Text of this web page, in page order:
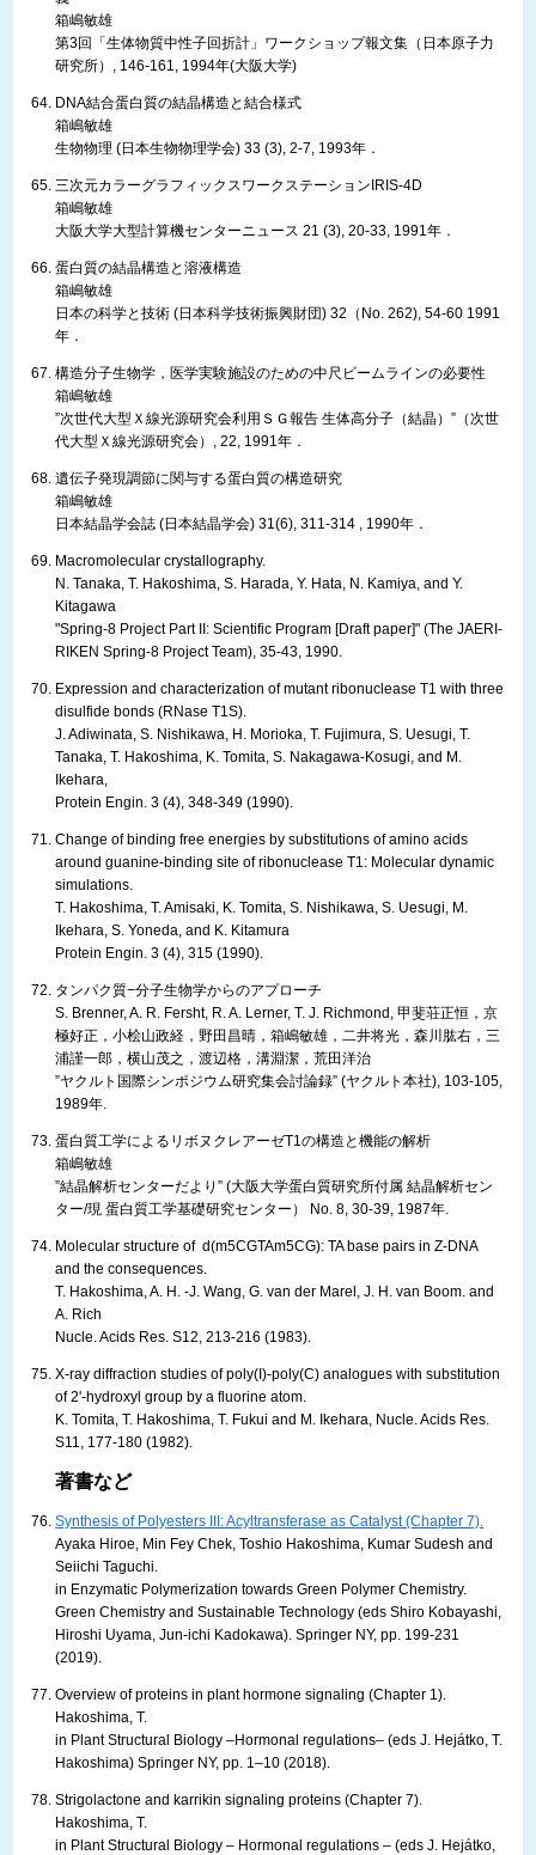
箱嶋敏雄
第3回「生体物質中性子回折計」ワークショップ報文集（日本原子力
研究所）, 146-161, 1994年(大阪大学)
DNA結合蛋白質の結晶構造と結合様式
箱嶋敏雄
生物物理 (日本生物物理学会) 33 (3), 2-7, 1993年．
三次元カラーグラフィックスワークステーションIRIS-4D
箱嶋敏雄
大阪大学大型計算機センターニュース 21 (3), 20-33, 1991年．
蛋白質の結晶構造と溶液構造
箱嶋敏雄
日本の科学と技術 (日本科学技術振興財団) 32（No. 262), 54-60 1991
年．
構造分子生物学，医学実験施設のための中尺ビームラインの必要性
箱嶋敏雄
”次世代大型Ｘ線光源研究会利用ＳＧ報告 生体高分子（結晶）”（次世
代大型Ｘ線光源研究会）, 22, 1991年．
遺伝子発現調節に関与する蛋白質の構造研究
箱嶋敏雄
日本結晶学会誌 (日本結晶学会) 31(6), 311-314 , 1990年．
Macromolecular crystallography.
N. Tanaka, T. Hakoshima, S. Harada, Y. Hata, N. Kamiya, and Y.
Kitagawa
"Spring-8 Project Part II: Scientific Program [Draft paper]" (The JAERI-
RIKEN Spring-8 Project Team), 35-43, 1990.
Expression and characterization of mutant ribonuclease T1 with three
disulfide bonds (RNase T1S).
J. Adiwinata, S. Nishikawa, H. Morioka, T. Fujimura, S. Uesugi, T.
Tanaka, T. Hakoshima, K. Tomita, S. Nakagawa-Kosugi, and M.
Ikehara,
Protein Engin. 3 (4), 348-349 (1990).
Change of binding free energies by substitutions of amino acids
around guanine-binding site of ribonuclease T1: Molecular dynamic
simulations.
T. Hakoshima, T. Amisaki, K. Tomita, S. Nishikawa, S. Uesugi, M.
Ikehara, S. Yoneda, and K. Kitamura
Protein Engin. 3 (4), 315 (1990).
タンパク質−分子生物学からのアプローチ
S. Brenner, A. R. Fersht, R. A. Lerner, T. J. Richmond, 甲斐荘正恒，京
極好正，小桧山政経，野田昌晴，箱嶋敏雄，二井将光，森川肱右，三
浦謹一郎，横山茂之，渡辺格，溝淵潔，荒田洋治
”ヤクルト国際シンポジウム研究集会討論録” (ヤクルト本社), 103-105,
1989年.
蛋白質工学によるリボヌクレアーゼT1の構造と機能の解析
箱嶋敏雄
”結晶解析センターだより” (大阪大学蛋白質研究所付属 結晶解析セン
ター/現 蛋白質工学基礎研究センター） No. 8, 30-39, 1987年.
Molecular structure of d(m5CGTAm5CG): TA base pairs in Z-DNA
and the consequences.
T. Hakoshima, A. H. -J. Wang, G. van der Marel, J. H. van Boom. and
A. Rich
Nucle. Acids Res. S12, 213-216 (1983).
X-ray diffraction studies of poly(I)-poly(C) analogues with substitution
of 2'-hydroxyl group by a fluorine atom.
K. Tomita, T. Hakoshima, T. Fukui and M. Ikehara, Nucle. Acids Res.
S11, 177-180 (1982).
著書など
Synthesis of Polyesters III: Acyltransferase as Catalyst (Chapter 7).
Ayaka Hiroe, Min Fey Chek, Toshio Hakoshima, Kumar Sudesh and
Seiichi Taguchi.
in Enzymatic Polymerization towards Green Polymer Chemistry.
Green Chemistry and Sustainable Technology (eds Shiro Kobayashi,
Hiroshi Uyama, Jun-ichi Kadokawa). Springer NY, pp. 199-231
(2019).
Overview of proteins in plant hormone signaling (Chapter 1).
Hakoshima, T.
in Plant Structural Biology –Hormonal regulations– (eds J. Hejátko, T.
Hakoshima) Springer NY, pp. 1–10 (2018).
Strigolactone and karrikin signaling proteins (Chapter 7).
Hakoshima, T.
in Plant Structural Biology – Hormonal regulations – (eds J. Hejátko,